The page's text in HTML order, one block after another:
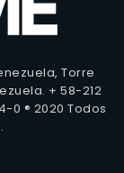
Torre
+ 58-212
0 ® 2020 Todos